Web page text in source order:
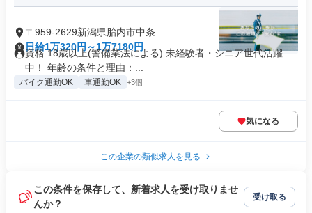
〒959-2629新潟県胎内市中条
日給1万320円～1万7180円
資格 18歳以上(警備業法による) 未経験者・シニア世代活躍
中！ 年齢の条件と理由：...
バイク通勤OK 車通勤OK +3個
気になる
この企業の類似求人を見る
この条件を保存して、新着求人を受け取りませ
んか？
受け取る